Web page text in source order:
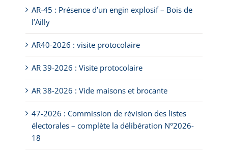
AR-45 : Présence d’un engin explosif – Bois de
l’Ailly
AR40-2026 : visite protocolaire
AR 39-2026 : Visite protocolaire
AR 38-2026 : Vide maisons et brocante
47-2026 : Commission de révision des listes
électorales – complète la délibération N°2026-
18